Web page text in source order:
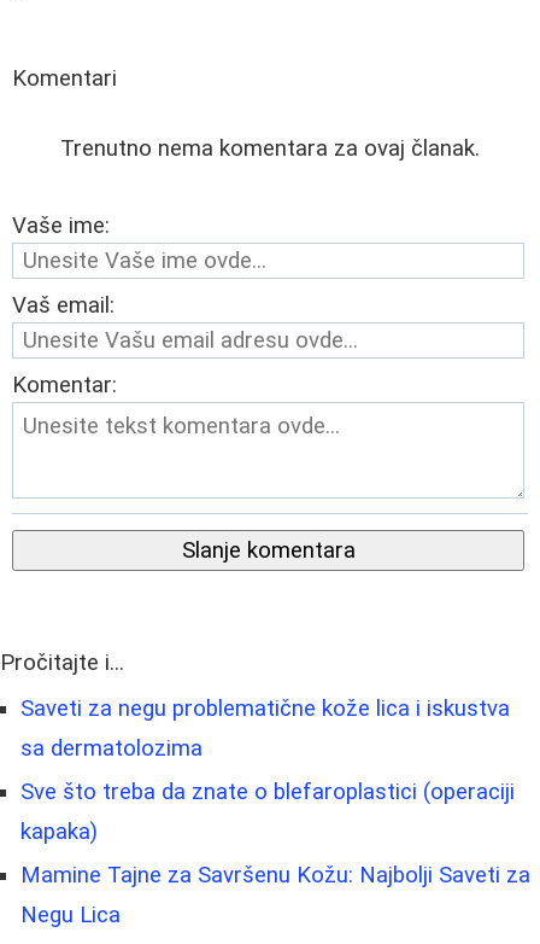
Komentari
Trenutno nema komentara za ovaj članak.
Vaše ime:
Vaš email:
Komentar:
Slanje komentara
Pročitajte i...
Saveti za negu problematične kože lica i iskustva
sa dermatolozima
Sve što treba da znate o blefaroplastici (operaciji
kapaka)
Mamine Tajne za Savršenu Kožu: Najbolji Saveti za
Negu Lica